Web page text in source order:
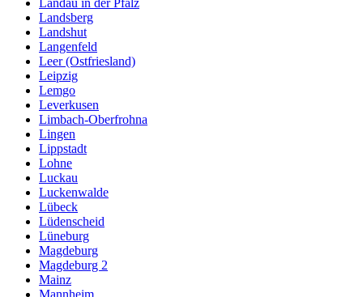
Landau in der Pfalz
Landsberg
Landshut
Langenfeld
Leer (Ostfriesland)
Leipzig
Lemgo
Leverkusen
Limbach-Oberfrohna
Lingen
Lippstadt
Lohne
Luckau
Luckenwalde
Lübeck
Lüdenscheid
Lüneburg
Magdeburg
Magdeburg 2
Mainz